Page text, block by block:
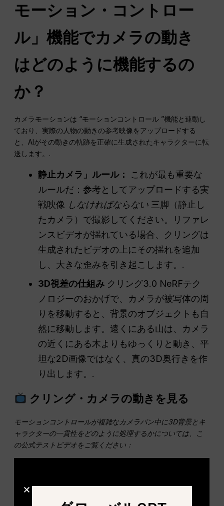
モーション・コントロー
ル」機能でカメラの動き
はどのように機能するの
か？
カメラモーションは “モーションコントロール ”機能と連動し
ており、実際の人物の動きの参考映像をアップロードする
と、AIがその動きの軌跡を正確に生成されたキャラクターに転
送します。.
静止カメラ」ルール：
これが最も重要な
ルールだ：参考としてアップロードする実
戦映像 しなければならない 三脚（静止し
たカメラ）で撮影してください。リファレ
ンスビデオが揺れている場合、クリングは
生成されたビデオの上にその揺れを追加
し、大きな歪みを引き起こします。.
3D視差の仕組み クリング3.0 NeRFテク
ノロジーのおかげで、カメラが被写体の周
りを移動すると、背景のオブジェクトも自
然に移動します。遠くにある山は、カメラ
の近くにある木よりもゆっくりと動き、平
坦な2D画像ではなく、真の3D奥行きを作
り出します。.
クリング・カメラの動きを見る
モーションコントロールが複雑なカメラパン中に3D背景とキ
ャラクターの一貫性をどのように処理するかについては、こ
の公式テストビデオをご覧ください：